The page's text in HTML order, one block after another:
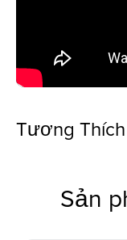
Tương Thích
Sản